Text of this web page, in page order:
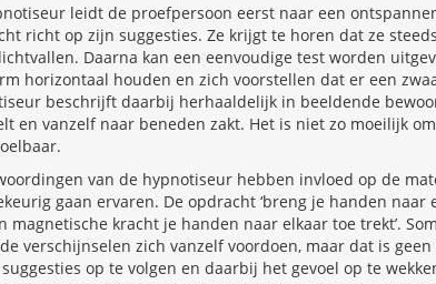
leidt de proefpersoon eerst naar een
richt op zijn suggesties. Ze krijgt te horen dat ze
Daarna kan een eenvoudige test worden
horizontaal houden en zich voorstellen dat er een
beschrijft daarbij herhaaldelijk in beeldende
en vanzelf naar beneden zakt. Het is niet zo moeilijk
van de hypnotiseur hebben invloed op de
gaan ervaren. De opdracht ‘breng je handen naar
magnetische kracht je handen naar elkaar toe trekt’.
verschijnselen zich vanzelf voordoen, maar dat is
op te volgen en daarbij het gevoel op te